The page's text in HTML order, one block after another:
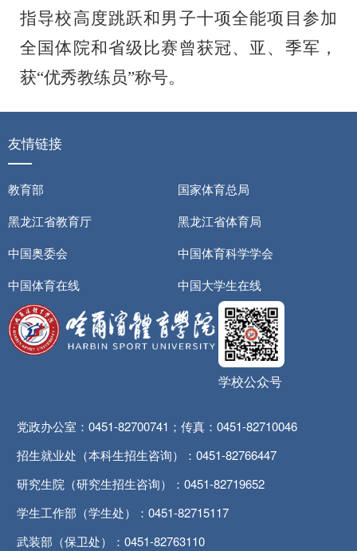
指导校高度跳跃和男子十项全能项目参加
全国体院和省级比赛曾获冠、亚、季军，
获“优秀教练员”称号。
友情链接
教育部
国家体育总局
黑龙江省教育厅
黑龙江省体育局
中国奥委会
中国体育科学学会
中国体育在线
中国大学生在线
学校公众号
党政办公室：0451-82700741；传真：0451-82710046
招生就业处（本科生招生咨询）：0451-82766447
研究生院（研究生招生咨询）：0451-82719652
学生工作部（学生处）：0451-82715117
武装部（保卫处）：0451-82763110